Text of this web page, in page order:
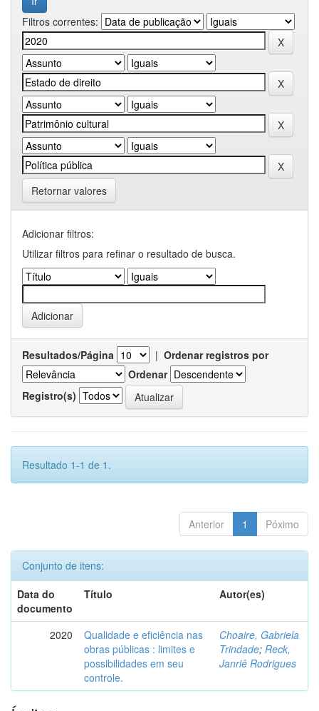
Filtros correntes:
Retornar valores
Adicionar filtros:
Utilizar filtros para refinar o resultado de busca.
Resultados/Página | Ordenar registros por
Ordenar
Registro(s)
Resultado 1-1 de 1.
Anterior 1 Póximo
Conjunto de itens:
Data do
documento
Título Autor(es)
2020
Qualidade e eficiência nas
obras públicas : limites e
possibilidades em seu
controle.
Choaire, Gabriela
Trindade; Reck,
Janriê Rodrigues